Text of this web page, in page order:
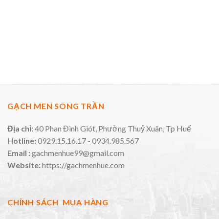
GẠCH MEN SONG TRẦN
Địa chỉ:40 Phan Đình Giót, Phường Thuỷ Xuân, Tp Huế
Hotline:0929.15.16.17 - 0934.985.567
Email :gachmenhue99@gmail.com
Website:https://gachmenhue.com
CHÍNH SÁCH MUA HÀNG